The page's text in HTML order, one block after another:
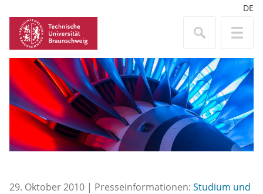
DE
29. Oktober 2010 | Presseinformationen: Studium und